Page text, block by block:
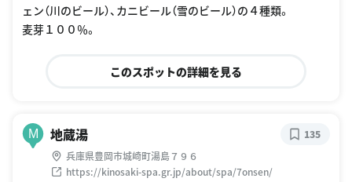
ェン（川のビール）、カニビール（雪のビール）の４種類。
麦芽１００％。
このスポットの詳細を見る
M 地蔵湯
兵庫県豊岡市城崎町湯島７９６
https://kinosaki-spa.gr.jp/about/spa/7onsen/
135